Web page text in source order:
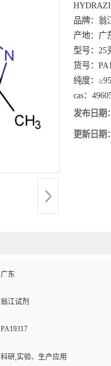
品牌： 翁
产地： 广
型号： 25
货号：
纯度：
cas：
发布日期
更新日期
广东
翁江试剂
PA19317
科研,实验、生产应用